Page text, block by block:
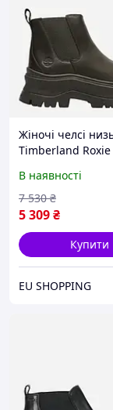
Жіночі челсі
Timberland Roxie
(10US) 27 см Чорні
(197065862046)
В наявності
5 309₴
7 530 ₴
Купити
EU SHOPPING